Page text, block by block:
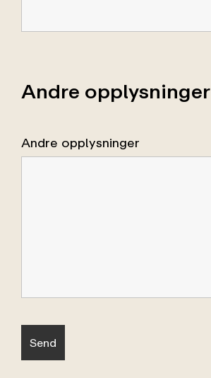
Andre opplysninger
Andre opplysninger